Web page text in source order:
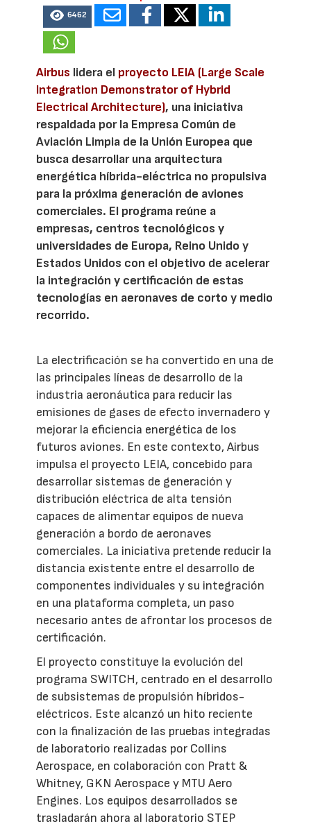
6462
Airbus lidera el proyecto LEIA (Large Scale
Integration Demonstrator of Hybrid
Electrical Architecture), una iniciativa
respaldada por la Empresa Común de
Aviación Limpia de la Unión Europea que
busca desarrollar una arquitectura
energética híbrida-eléctrica no propulsiva
para la próxima generación de aviones
comerciales. El programa reúne a
empresas, centros tecnológicos y
universidades de Europa, Reino Unido y
Estados Unidos con el objetivo de acelerar
la integración y certificación de estas
tecnologías en aeronaves de corto y medio
recorrido.
La electrificación se ha convertido en una de
las principales líneas de desarrollo de la
industria aeronáutica para reducir las
emisiones de gases de efecto invernadero y
mejorar la eficiencia energética de los
futuros aviones. En este contexto, Airbus
impulsa el proyecto LEIA, concebido para
desarrollar sistemas de generación y
distribución eléctrica de alta tensión
capaces de alimentar equipos de nueva
generación a bordo de aeronaves
comerciales. La iniciativa pretende reducir la
distancia existente entre el desarrollo de
componentes individuales y su integración
en una plataforma completa, un paso
necesario antes de afrontar los procesos de
certificación.
El proyecto constituye la evolución del
programa SWITCH, centrado en el desarrollo
de subsistemas de propulsión híbridos-
eléctricos. Este alcanzó un hito reciente
con la finalización de las pruebas integradas
de laboratorio realizadas por Collins
Aerospace, en colaboración con Pratt &
Whitney, GKN Aerospace y MTU Aero
Engines. Los equipos desarrollados se
trasladarán ahora al laboratorio STEP